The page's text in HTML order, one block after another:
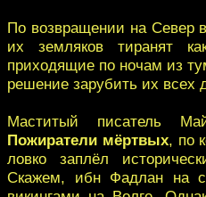
По возвращении на Север
их земляков тиранят
приходящие по ночам из
решение зарубить их всех
Маститый писатель
Пожиратели мёртвых, по
ловко заплёл
Скажем, ибн Фадлан на